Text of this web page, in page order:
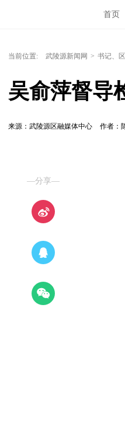
首页
当前位置: 武陵源新闻网 > 书记、
吴俞萍督导
来源：武陵源区融媒体中心 作者：
—分享—